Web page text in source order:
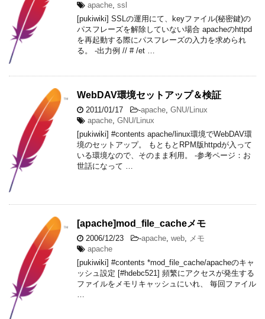
apache, ssl
[pukiwiki] SSLの運用にて、keyファイル(秘密鍵)の
パスフレーズを解除していない場合 apacheのhttpd
を再起動する際にパスフレーズの入力を求められ
る。 -出力例 // # /et …
WebDAV環境セットアップ＆検証
2011/01/17 -apache GNU/Linux
apache GNU/Linux
[pukiwiki] #contents apache/linux環境でWebDAV環
境のセットアップ。 もともとRPM版httpdが入って
いる環境なので、そのまま利用。 -参考ページ：お
世話になって …
[apache]mod_file_cacheメモ
2006/12/23 -apache, web, メモ
apache
[pukiwiki] #contents *mod_file_cache/apacheのキャ
ッシュ設定 [#hdebc521] 頻繁にアクセスが発生する
ファイルをメモリキャッシュにいれ、 毎回ファイル
…